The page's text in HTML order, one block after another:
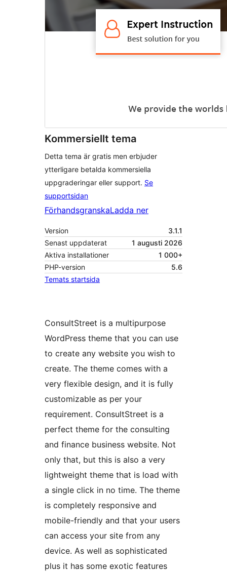
Kommersiellt tema
Detta tema är gratis men erbjuder
ytterligare betalda kommersiella
uppgraderingar eller support. Se
supportsidan
FörhandsgranskaLadda ner
Version
3.1.1
Senast uppdaterat
1 augusti 2026
Aktiva installationer
1 000+
PHP-version
5.6
Temats startsida
ConsultStreet is a multipurpose
WordPress theme that you can use
to create any website you wish to
create. The theme comes with a
very flexible design, and it is fully
customizable as per your
requirement. ConsultStreet is a
perfect theme for the consulting
and finance business website. Not
only that, but this is also a very
lightweight theme that is load with
a single click in no time. The theme
is completely responsive and
mobile-friendly and that your users
can access your site from any
device. As well as sophisticated
plus it has some exotic features